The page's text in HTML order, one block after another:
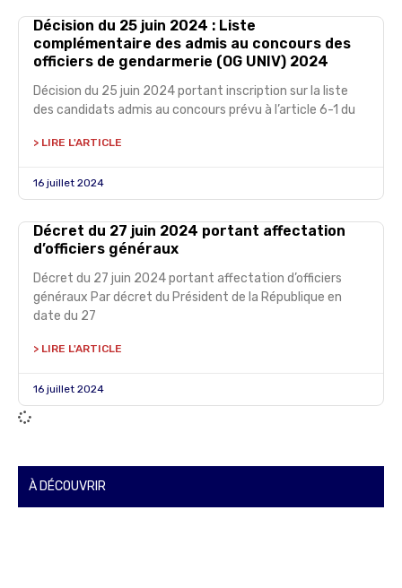
Décision du 25 juin 2024 : Liste
complémentaire des admis au concours des
officiers de gendarmerie (OG UNIV) 2024
Décision du 25 juin 2024 portant inscription sur la liste
des candidats admis au concours prévu à l’article 6-1 du
> LIRE L'ARTICLE
16 juillet 2024
Décret du 27 juin 2024 portant affectation
d’officiers généraux
Décret du 27 juin 2024 portant affectation d’officiers
généraux Par décret du Président de la République en
date du 27
> LIRE L'ARTICLE
16 juillet 2024
À DÉCOUVRIR